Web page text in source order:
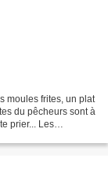
moules frites, un plat
du pêcheurs sont à
prier... Les